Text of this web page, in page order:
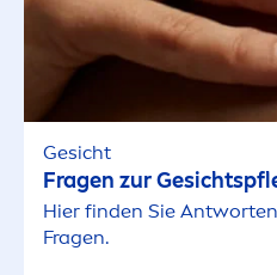
Gesicht
Fragen zur
Hier finden Sie
Fragen.